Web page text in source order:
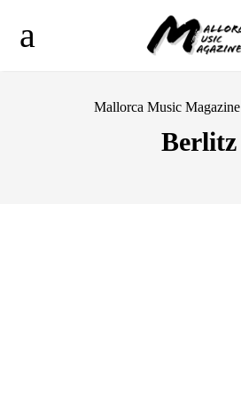
Mallorca Music Magazine
Berlitz